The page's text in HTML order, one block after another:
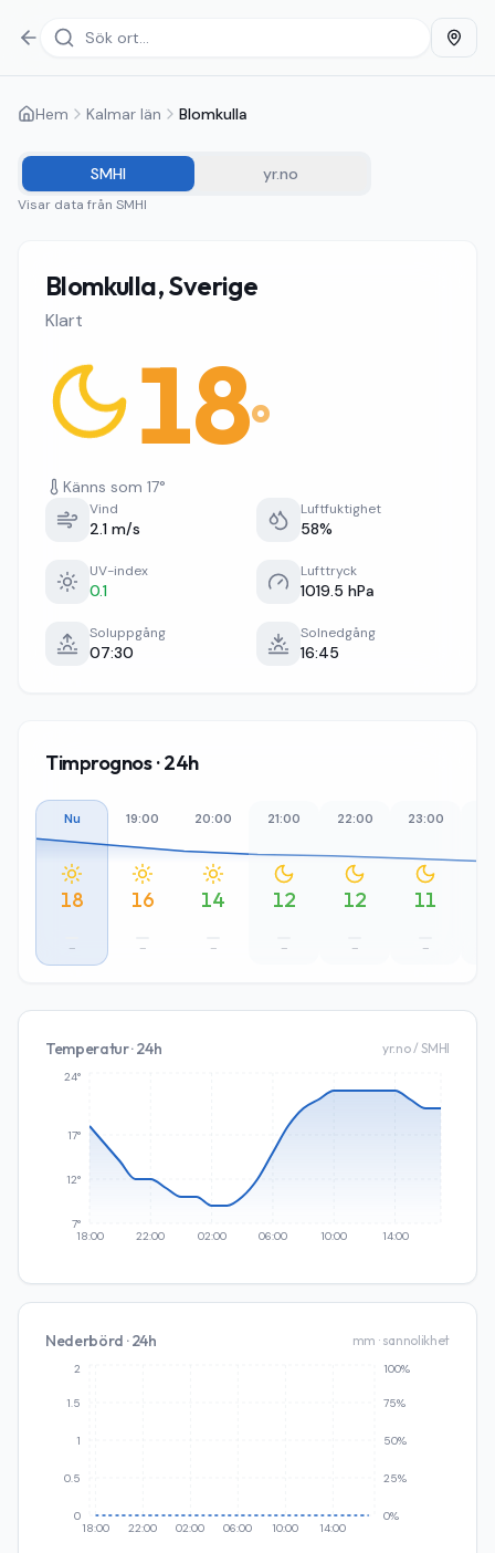
Hem Kalmar län Blomkulla
SMHI yr.no
Visar data från SMHI
Blomkulla, Sverige
Klart
18°
Känns som 17°
Vind
2.1 m/s
Luftfuktighet
58%
UV-index
0.1
Lufttryck
1019.5 hPa
Soluppgång
07:30
Solnedgång
16:45
Timprognos · 24h
Nu
18
–
19:00
16
–
20:00
14
–
21:00
12
–
22:00
12
–
23:00
11
–
Temperatur · 24h yr.no / SMHI
18:00 22:00 02:00 06:00 10:00 14:00
7°
12°
17°
24°
Nederbörd · 24h mm · sannolikhet
18:00 22:00 02:00 06:00 10:00 14:00
0
0.5
1
1.5
2
0%
25%
50%
75%
100%